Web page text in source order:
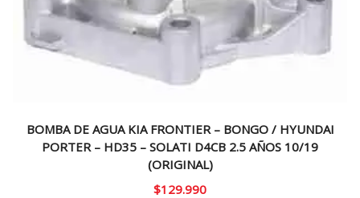
BOMBA DE AGUA KIA FRONTIER – BONGO / HYUNDAI
PORTER – HD35 – SOLATI D4CB 2.5 AÑOS 10/19
(ORIGINAL)
$129.990